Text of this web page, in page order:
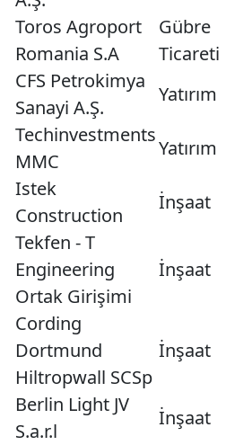
Toros Agroport
Romania S.A
Gübre
Ticareti
CFS Petrokimya
Sanayi A.Ş.
Yatırım
Techinvestments
MMC
Yatırım
Istek
Construction
İnşaat
Tekfen - T
Engineering
Ortak Girişimi
İnşaat
Cording
Dortmund
Hiltropwall SCSp
İnşaat
Berlin Light JV
S.a.r.l
İnşaat